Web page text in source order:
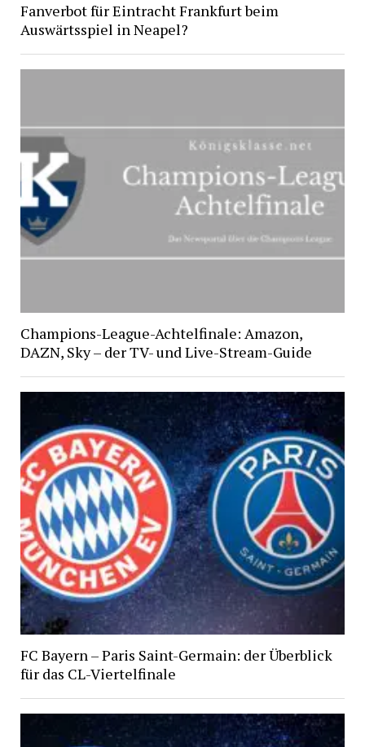
Fanverbot für Eintracht Frankfurt beim
Auswärtsspiel in Neapel?
Champions-League-Achtelfinale: Amazon,
DAZN, Sky – der TV- und Live-Stream-Guide
FC Bayern – Paris Saint-Germain: der Überblick
für das CL-Viertelfinale